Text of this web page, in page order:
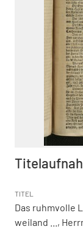
TITEL
Das ruhmvolle
weiland ...,